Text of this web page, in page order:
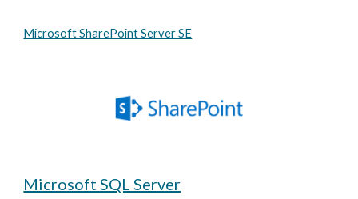
Microsoft SharePoint Server SE
Microsoft SQL Server